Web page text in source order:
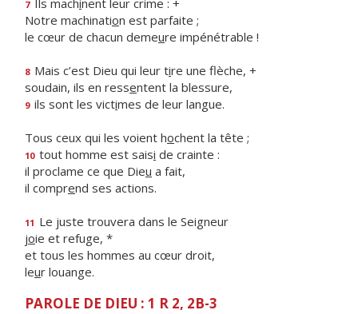
7 Ils machinent leur crime : +
Notre machination est parfaite ;
le cœur de chacun demeure impénétrable !
8 Mais c’est Dieu qui leur tire une flèche, +
soudain, ils en ressentent la blessure,
9 ils sont les victimes de leur langue.
Tous ceux qui les voient hochent la tête ;
10 tout homme est saisi de crainte :
il proclame ce que Dieu a fait,
il comprend ses actions.
11 Le juste trouvera dans le Seigneur
joie et refuge, *
et tous les hommes au cœur droit,
leur louange.
PAROLE DE DIEU : 1 R 2, 2B-3